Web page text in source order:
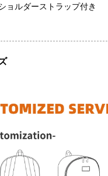
ョルダーストラップ付き